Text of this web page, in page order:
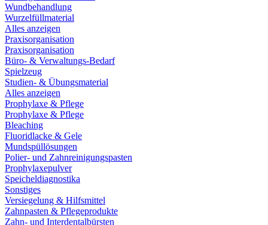
Wundbehandlung
Wurzelfüllmaterial
Alles anzeigen
Praxisorganisation
Praxisorganisation
Büro- & Verwaltungs-Bedarf
Spielzeug
Studien- & Übungsmaterial
Alles anzeigen
Prophylaxe & Pflege
Prophylaxe & Pflege
Bleaching
Fluoridlacke & Gele
Mundspüllösungen
Polier- und Zahnreinigungspasten
Prophylaxepulver
Speicheldiagnostika
Sonstiges
Versiegelung & Hilfsmittel
Zahnpasten & Pflegeprodukte
Zahn- und Interdentalbürsten